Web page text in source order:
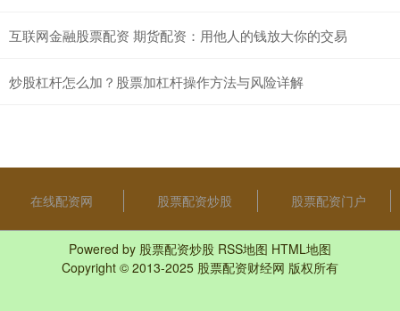
互联网金融股票配资 期货配资：用他人的钱放大你的交易
炒股杠杆怎么加？股票加杠杆操作方法与风险详解
在线配资网 股票配资炒股 股票配资门户
Powered by 股票配资炒股 RSS地图 HTML地图
Copyright © 2013-2025 股票配资财经网 版权所有